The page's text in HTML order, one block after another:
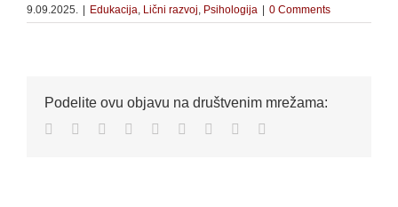
9.09.2025. | Edukacija Lični razvoj Psihologija | 0 Comments
Podelite ovu objavu na društvenim mrežama:
Facebook
TwitterReddit LinkedInWhatsApp
TumblrPinterest